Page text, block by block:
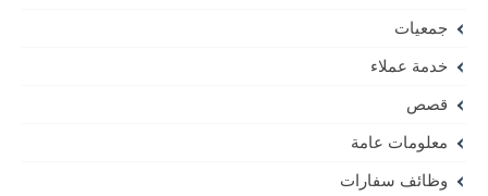
جمعيات
خدمة عملاء
قصص
معلومات عامة
وظائف سفارات